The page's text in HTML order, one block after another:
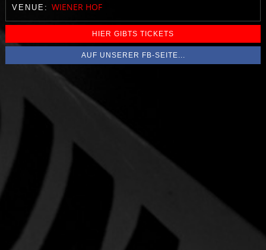
VENUE: WIENER HOF
HIER GIBTS TICKETS
AUF UNSERER FB-SEITE...